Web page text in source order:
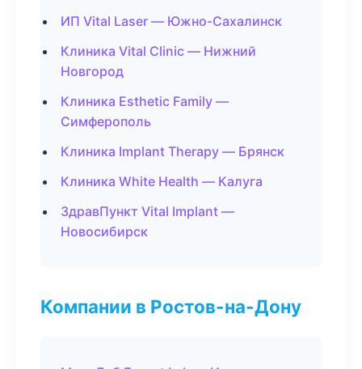
ИП Vital Laser — Южно-Сахалинск
Клиника Vital Clinic — Нижний
Новгород
Клиника Esthetic Family —
Симферополь
Клиника Implant Therapy — Брянск
Клиника White Health — Калуга
ЗдравПункт Vital Implant —
Новосибирск
Компании в Ростов-на-Дону